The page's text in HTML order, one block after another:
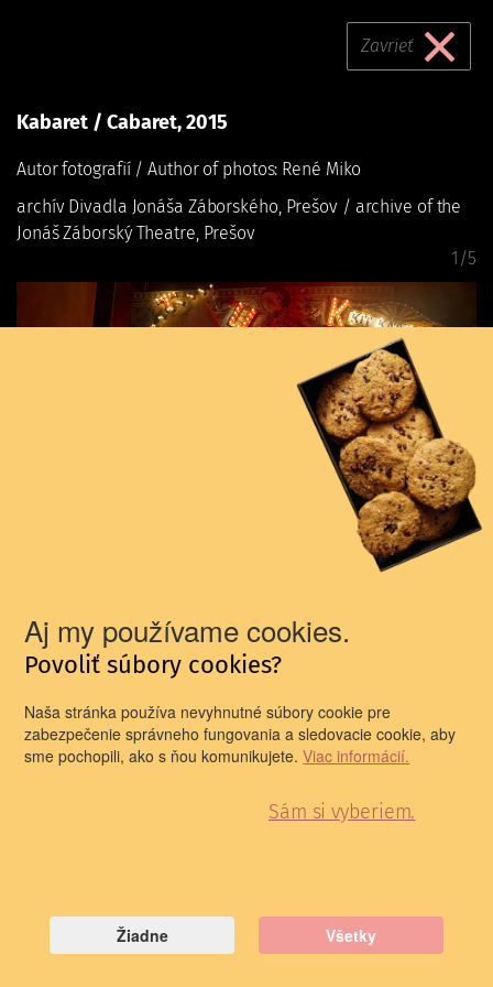
Aj my používame cookies.
Povoliť súbory cookies?
Naša stránka používa nevyhnutné súbory cookie pre
zabezpečenie správneho fungovania a sledovacie cookie, aby
sme pochopili, ako s ňou komunikujete.Viac informácií.
Sám si vyberiem.
Žiadne Všetky
Kabaret / Cabaret,
Divadelný ústav Kabaret / Cabaret, 2015
Kabaret / Cabaret, 2015
Autor fotografií / Author of photos: René Miko
archív Divadla Jonáša Záborského, Prešov / archive of the
Jonáš Záborský Theatre, Prešov
1/5
Zavrieť